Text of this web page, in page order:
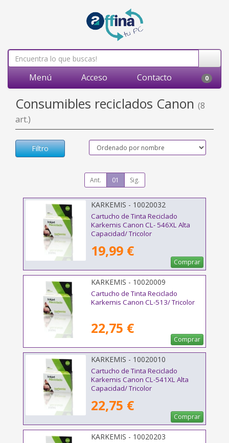
Menú Acceso Contacto 0
Consumibles reciclados Canon (8
art.)
Filtro
Ant. 01 Sig.
KARKEMIS - 10020032
Cartucho de Tinta Reciclado
Karkemis Canon CL- 546XL Alta
Capacidad/ Tricolor
19,99 €
Comprar
KARKEMIS - 10020009
Cartucho de Tinta Reciclado
Karkemis Canon CL-513/ Tricolor
22,75 €
Comprar
KARKEMIS - 10020010
Cartucho de Tinta Reciclado
Karkemis Canon CL-541XL Alta
Capacidad/ Tricolor
22,75 €
Comprar
KARKEMIS - 10020203